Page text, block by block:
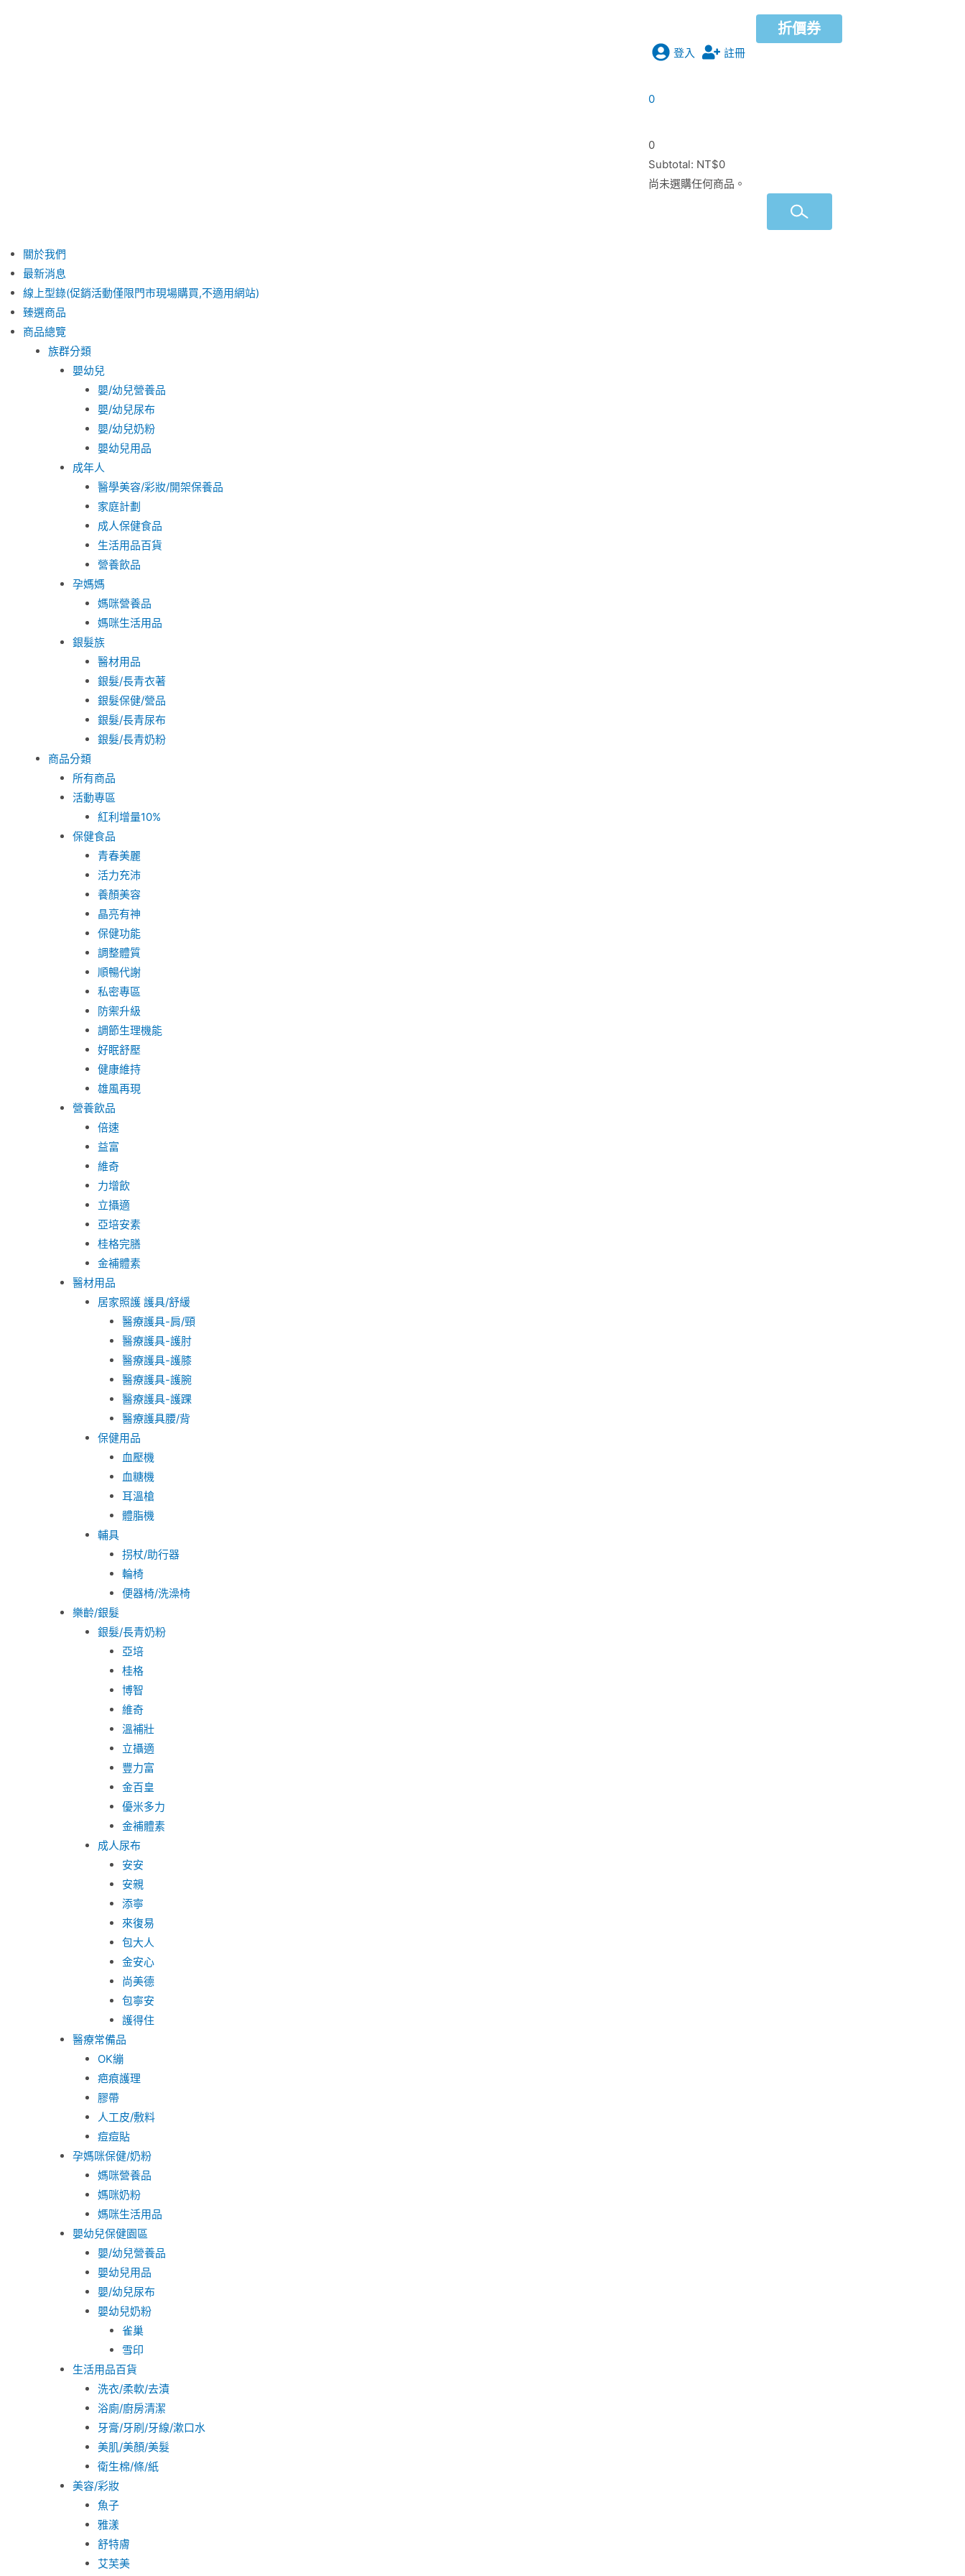
折價券
登入 註冊
0
0
Subtotal: NT$0
尚未選購任何商品。
關於我們
最新消息
線上型錄(促銷活動僅限門市現場購買,不適用網站)
臻選商品
商品總覽
族群分類
嬰幼兒
嬰/幼兒營養品
嬰/幼兒尿布
嬰/幼兒奶粉
嬰幼兒用品
成年人
醫學美容/彩妝/開架保養品
家庭計劃
成人保健食品
生活用品百貨
營養飲品
孕媽媽
媽咪營養品
媽咪生活用品
銀髮族
醫材用品
銀髮/長青衣著
銀髮保健/營品
銀髮/長青尿布
銀髮/長青奶粉
商品分類
所有商品
活動專區
紅利增量10%
保健食品
青春美麗
活力充沛
養顏美容
晶亮有神
保健功能
調整體質
順暢代謝
私密專區
防禦升級
調節生理機能
好眠舒壓
健康維持
雄風再現
營養飲品
倍速
益富
維奇
力增飲
立攝適
亞培安素
桂格完膳
金補體素
醫材用品
居家照護 護具/舒緩
醫療護具-肩/頸
醫療護具-護肘
醫療護具-護膝
醫療護具-護腕
醫療護具-護踝
醫療護具腰/背
保健用品
血壓機
血糖機
耳溫槍
體脂機
輔具
拐杖/助行器
輪椅
便器椅/洗澡椅
樂齡/銀髮
銀髮/長青奶粉
亞培
桂格
博智
維奇
溫補壯
立攝適
豐力富
金百皇
優米多力
金補體素
成人尿布
安安
安親
添寧
來復易
包大人
金安心
尚美德
包寧安
護得住
醫療常備品
OK繃
疤痕護理
膠帶
人工皮/敷料
痘痘貼
孕媽咪保健/奶粉
媽咪營養品
媽咪奶粉
媽咪生活用品
嬰幼兒保健園區
嬰/幼兒營養品
嬰幼兒用品
嬰/幼兒尿布
嬰幼兒奶粉
雀巢
雪印
生活用品百貨
洗衣/柔軟/去漬
浴廁/廚房清潔
牙膏/牙刷/牙線/漱口水
美肌/美顏/美髮
衛生棉/條/紙
美容/彩妝
魚子
雅漾
舒特膚
艾芙美